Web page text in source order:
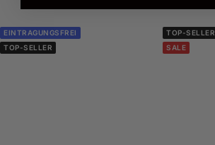
EINTRAGUNGSFREI
TOP-SELLER
TOP-SELLER
SALE